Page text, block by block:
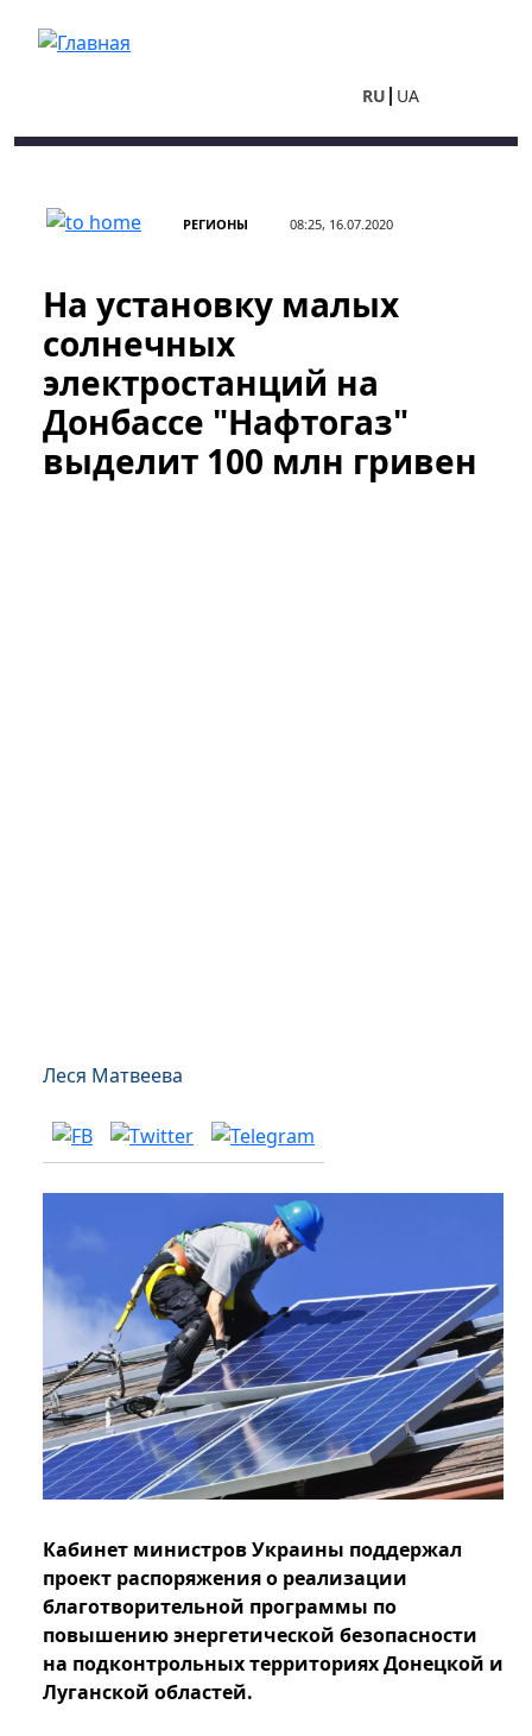
RU UA
РЕГИОНЫ 08:25, 16.07.2020
На установку малых
солнечных
электростанций на
Донбассе "Нафтогаз"
выделит 100 млн гривен
Леся Матвеева
Кабинет министров Украины поддержал
проект распоряжения о реализации
благотворительной программы по
повышению энергетической безопасности
на подконтрольных территориях Донецкой и
Луганской областей.